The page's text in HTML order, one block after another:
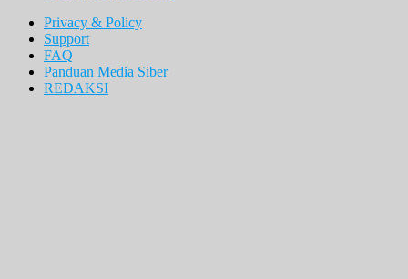
Privacy & Policy
Support
FAQ
Panduan Media Siber
REDAKSI